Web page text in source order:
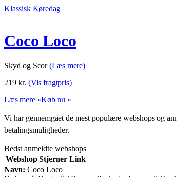
Klassisk Køredag
Coco Loco
Skyd og Scor(Læs mere)
219 kr. (Vis fragtpris)
Læs mere »Køb nu »
Vi har gennemgået de mest populære webshops og
betalingsmuligheder.
Bedst anmeldte webshops
Webshop Stjerner Link
Navn: Coco Loco